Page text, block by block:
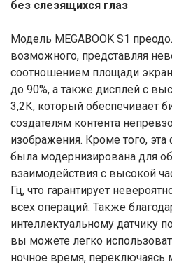
без слезящихся глаз
Модель MEGABOOK S1
возможного, представляя
соотношением площади
до 90%, а также дисплей с
3,2К, который обеспечивает
создателям контента
изображения. Кроме того,
была модернизирована для
взаимодействия с высокой
Гц, что гарантирует
всех операций. Также
интеллектуальному датчику
вы можете легко
ночное время,